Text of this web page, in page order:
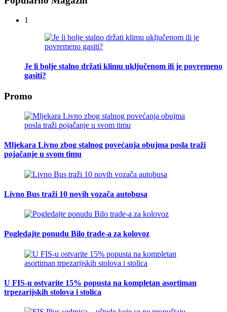
1
Je li bolje stalno držati klimu uključenom ili je povremeno
gasiti?
Promo
Mljekara Livno zbog stalnog povećanja obujma posla traži
pojačanje u svom timu
Livno Bus traži 10 novih vozača autobusa
Pogledajte ponudu Bilo trade-a za kolovoz
U FIS-u ostvarite 15% popusta na kompletan asortiman
trpezarijskih stolova i stolica